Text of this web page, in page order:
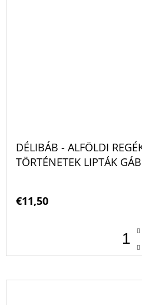
DÉLIBÁB - ALFÖLDI
TÖRTÉNETEK LIPTÁK
€11,50